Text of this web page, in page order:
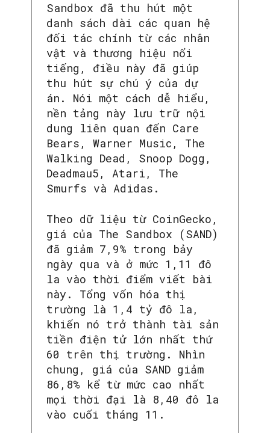
Sandbox đã thu hút một
danh sách dài các quan hệ
đối tác chính từ các nhân
vật và thương hiệu nổi
tiếng, điều này đã giúp
thu hút sự chú ý của dự
án. Nói một cách dễ hiểu,
nền tảng này lưu trữ nội
dung liên quan đến Care
Bears, Warner Music, The
Walking Dead, Snoop Dogg,
Deadmau5, Atari, The
Smurfs và Adidas.
Theo dữ liệu từ CoinGecko,
giá của The Sandbox (SAND)
đã giảm 7,9% trong bảy
ngày qua và ở mức 1,11 đô
la vào thời điểm viết bài
này. Tổng vốn hóa thị
trường là 1,4 tỷ đô la,
khiến nó trở thành tài sản
tiền điện tử lớn nhất thứ
60 trên thị trường. Nhìn
chung, giá của SAND giảm
86,8% kể từ mức cao nhất
mọi thời đại là 8,40 đô la
vào cuối tháng 11.